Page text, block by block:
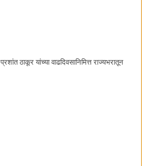
ठाकूर यांच्या वाढदिवसानिमित्त राज्यभरातून